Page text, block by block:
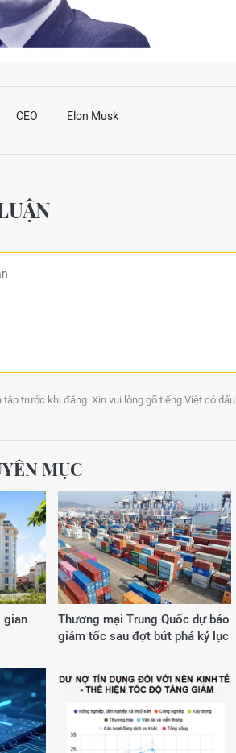
CEO Elon Musk
trước khi đăng. Xin vui lòng gõ tiếng Việt có dấu
MỤC
gian
Thương mại Trung Quốc dự báo
giảm tốc sau đợt bứt phá kỷ lục